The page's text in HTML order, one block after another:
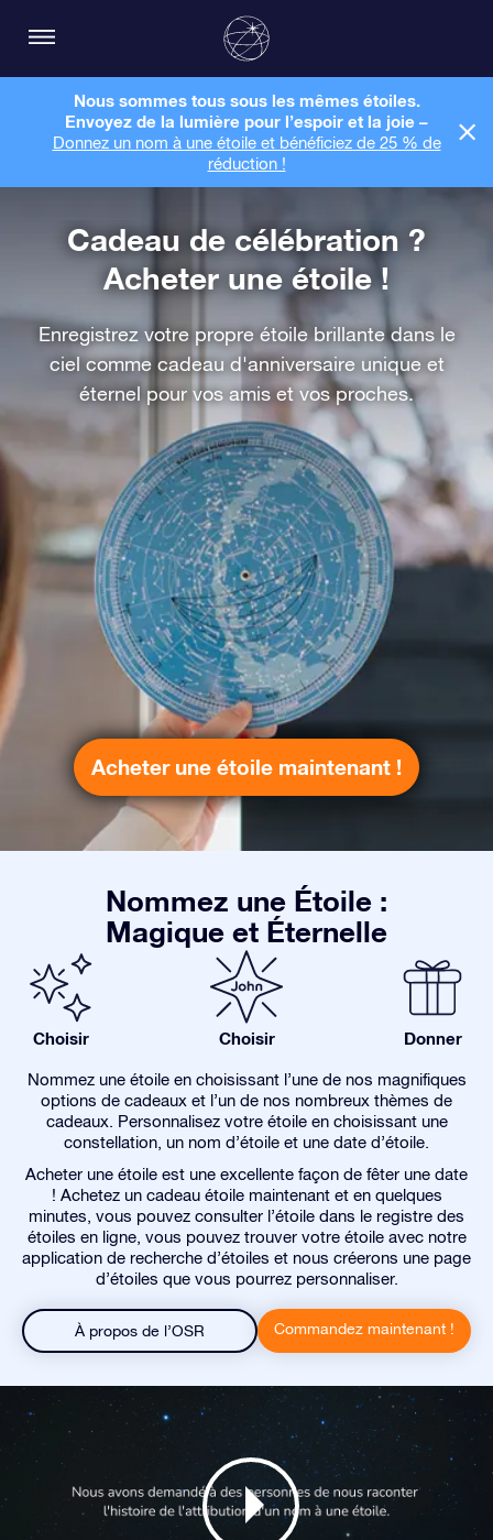
Nous sommes tous sous les mêmes étoiles.
Envoyez de la lumière pour l’espoir et la joie –
Donnez un nom à une étoile et bénéficiez de 25 % de
réduction !
Cadeau de célébration ?
Acheter une étoile !
Enregistrez votre propre étoile brillante dans le
ciel comme cadeau d'anniversaire unique et
éternel pour vos amis et vos proches.
Acheter une étoile maintenant !
Nommez une Étoile :
Magique et Éternelle
Choisir Choisir Donner
Nommez une étoile en choisissant l’une de nos magnifiques
options de cadeaux et l’un de nos nombreux thèmes de
cadeaux. Personnalisez votre étoile en choisissant une
constellation, un nom d’étoile et une date d’étoile.
Acheter une étoile est une excellente façon de fêter une date
! Achetez un cadeau étoile maintenant et en quelques
minutes, vous pouvez consulter l’étoile dans le registre des
étoiles en ligne, vous pouvez trouver votre étoile avec notre
application de recherche d’étoiles et nous créerons une page
d’étoiles que vous pourrez personnaliser.
À propos de l’OSR Commandez maintenant !